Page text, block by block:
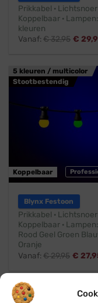
Prikkabel · Lichtsnoer
Koppelbaar ·
kleuren
Vanaf:€32,95 €
5 kleuren / multicolor
Stootbestendig
Koppelbaar
Blynx Festoon
Prikkabel · Lichtsnoer
Koppelbaar · Lampen:
Rood Geel Groen
Oranje
Vanaf:€29,95 €
4 kleuren / multicolor
Stootbestendig